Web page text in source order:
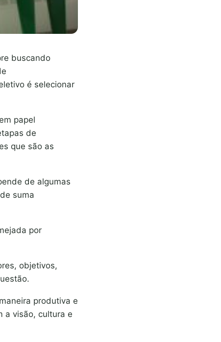
buscando
é selecionar
papel
de
que são as
de algumas
suma
por
objetivos,
produtiva e
a visão, cultura e